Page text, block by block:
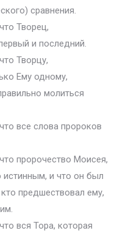
сравнения.
Творец,
и последний.
Творцу,
Ему одному,
молиться
все слова пророков
пророчество Моисея,
истинным, и что он был
предшествовал ему,
вся Тора, которая